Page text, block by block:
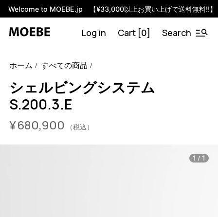
Welcome to MOEBE.jp 【¥33,000以上お買い上げで送料無料!!】
Log in Cart [0] Search
system-s-200-3-e?variant=46592216793320
S.200.3.E.OA.BL
0
ホーム すべての商品
シェルビングシステム
S.200.3.E
¥680,900 （税込）
1 / 1